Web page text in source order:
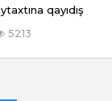
qayıdış
5213